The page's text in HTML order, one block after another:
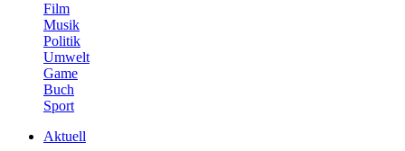
Film
Musik
Politik
Umwelt
Game
Buch
Sport
Aktuell